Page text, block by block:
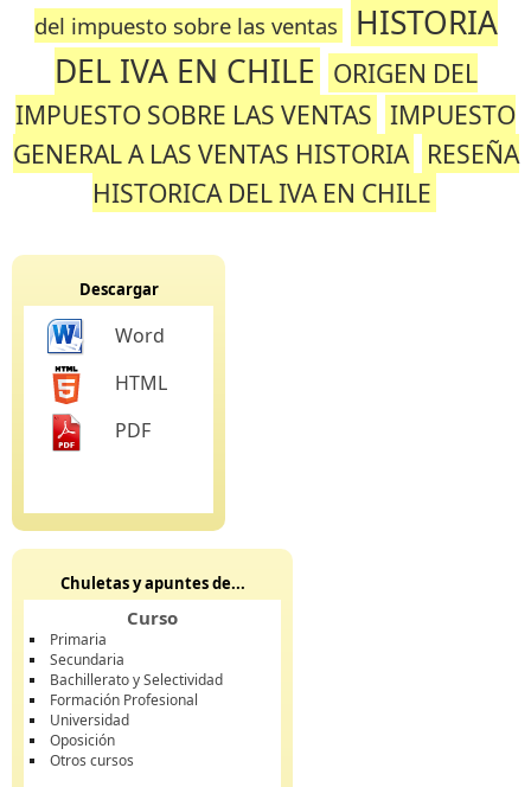
del impuesto sobre las ventas
HISTORIA
DEL IVA EN CHILE
ORIGEN DEL
IMPUESTO SOBRE LAS VENTAS IMPUESTO
GENERAL A LAS VENTAS HISTORIA
RESEÑA
HISTORICA DEL IVA EN CHILE
Descargar
Word
HTML
PDF
Chuletas y apuntes de...
Curso
Primaria
Secundaria
Bachillerato y Selectividad
Formación Profesional
Universidad
Oposición
Otros cursos